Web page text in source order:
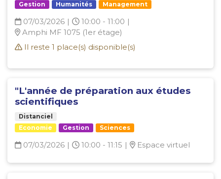
Gestion
Humanités Management
07/03/2026 | 10:00 - 11:00 |
Amphi MF 1075 (1er étage)
Il reste 1 place(s) disponible(s)
"L'année de préparation aux études
scientifiques
Distanciel
Economie
Gestion Sciences
07/03/2026 | 10:00 - 11:15 | Espace virtuel